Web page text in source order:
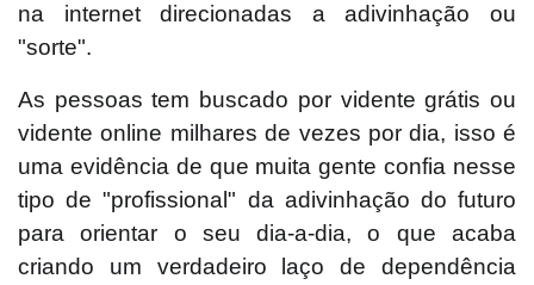
na internet direcionadas a adivinhação ou
"sorte".
As pessoas tem buscado por vidente grátis ou
vidente online milhares de vezes por dia, isso é
uma evidência de que muita gente confia nesse
tipo de "profissional" da adivinhação do futuro
para orientar o seu dia-a-dia, o que acaba
criando um verdadeiro laço de dependência